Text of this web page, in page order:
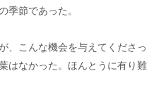
季節であった。
、こんな機会を与えてくださっ
はなかった。ほんとうに有り難